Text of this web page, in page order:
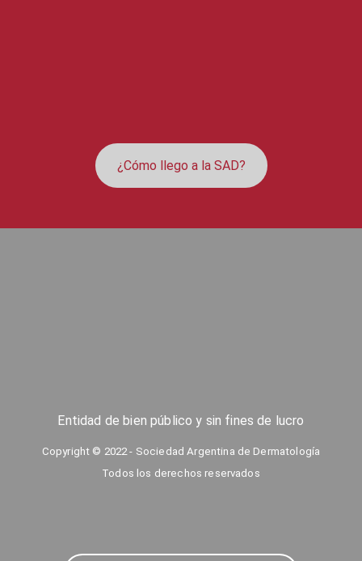
¿Cómo llego a la SAD?
Entidad de bien público y sin fines de lucro
Copyright © 2022 - Sociedad Argentina de Dermatología
Todos los derechos reservados